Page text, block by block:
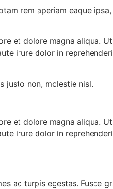
rem aperiam eaque
et dolore magna aliqua.
irure dolor in
justo non, molestie nisl.
et dolore magna aliqua.
irure dolor in
ac turpis egestas. Fusce